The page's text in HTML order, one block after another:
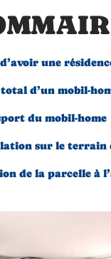
une
d’un mobil-
du mobil-home
sur le terrain
de la parcelle à